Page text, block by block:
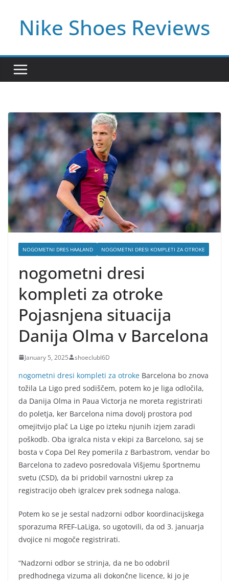
contentNike Shoes Reviews
NOGOMETNI DRES HAALAND NOGOMETNI DRESI KOMPLETI ZA OTROKE
nogometni dresi
kompleti za otroke
Pojasnjena situacija
Danija Olma v Barcelona
January 5, 2025 shoeclubl6D
nogometni dresi kompleti za otroke Barcelona bo znova
tožila La Ligo pred sodiščem, potem ko je liga odločila,
da Danija Olma in Paua Victorja ne moreta registrirati
do poletja, ker Barcelona nima dovolj prostora pod
omejitvijo plač La Lige po izteku njunih izjem zaradi
poškodb. Oba igralca nista v ekipi za Barcelono, saj se
bosta v Copa Del Rey pomerila z Barbastrom, vendar bo
Barcelona to zadevo posredovala Višjemu športnemu
svetu (CSD), da bi pridobil varnostni ukrep za
registracijo obeh igralcev prek sodnega naloga.
Potem ko se je sestal nadzorni odbor koordinacijskega
sporazuma RFEF-LaLiga, so ugotovili, da od 3. januarja
dvojice ni mogoče registrirati.
“Nadzorni odbor se strinja, da ne bo odobril
predhodnega vizuma ali dokončne licence, ki jo je